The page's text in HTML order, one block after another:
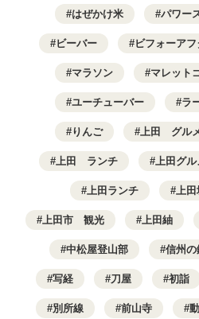
はぜかけ米 パワー
ビーバー ビフォーア
マラソン マレット
ユーチューバー ラ
りんご 上田 グル
上田 ランチ 上田グル
上田ランチ 上田
上田市 観光 上田紬
中松屋登山部 信州の
写経 刀屋 初詣
別所線 前山寺